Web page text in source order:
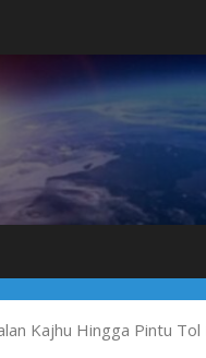
Kajhu Hingga Pintu